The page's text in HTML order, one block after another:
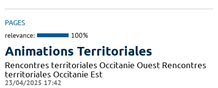
PAGES
relevance: 100%
Animations Territoriales
Rencontres territoriales Occitanie Ouest Rencontres
territoriales Occitanie Est
23/04/2025 17:42